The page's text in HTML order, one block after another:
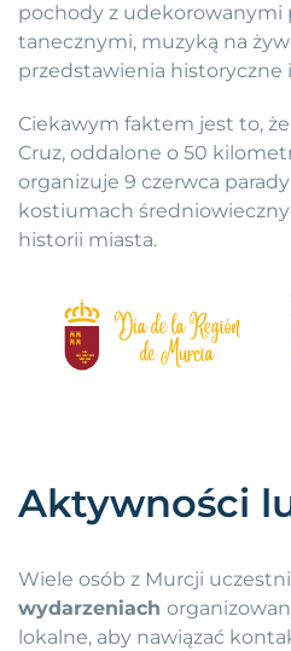
pochody z
tanecznymi, muzyką na
przedstawienia historyczne
Ciekawym faktem jest to,
Cruz, oddalone o 50
organizuje 9 czerwca
kostiumach
historii miasta.
Aktywności
Wiele osób z Murcji
wydarzeniach
lokalne, aby nawiązać